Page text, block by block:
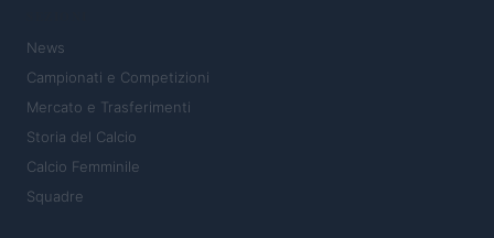
News
Campionati e Competizioni
Mercato e Trasferimenti
Storia del Calcio
Calcio Femminile
Squadre